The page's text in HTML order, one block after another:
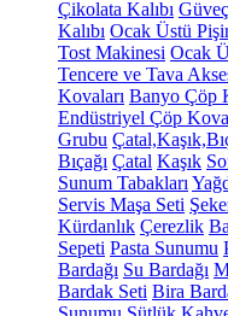
Çikolata Kalıbı Güveç
Kalıbı Ocak Üstü
Tost Makinesi Ocak
Tencere ve Tava
Kovaları Banyo Çöp
Endüstriyel Çöp
Grubu
Bıçağı Çatal Kaşık
Sunum Tabakları
Servis Maşa Seti
Kürdanlık Çerezlik
Sepeti Pasta Sunumu
Bardağı Su Bardağı
Bardak Seti Bira